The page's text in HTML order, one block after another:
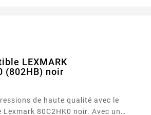
LEXMARK
(802HB) noir
de haute qualité avec le
80C2HK0 noir. Avec une